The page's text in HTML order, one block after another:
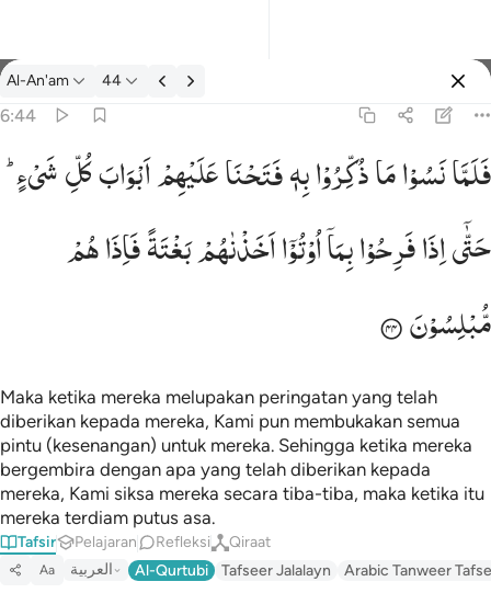
tafsir: Al-An'am 6:44
Al-An'am 44
6:44
كل شيء حتى اذا فرحوا بما اوتوا اخذناهم بغتة فاذا هم مبلسون ٤٤
حَتَّىٰٓ إِذَا فَرِحُوا۟ بِمَآ أُوتُوٓا۟ أَخَذْنَـٰهُم بَغْتَةًۭ فَإِذَا هُم مُّبْلِسُونَ ٤٤فَلَمَّانَسُوْامَاذُكِّرُوْابِهٖفَتَحْنَاعَلَیْهِمْاَبْوَابَكُلِّشَیْءٍ ؕ
حَتّٰۤیاِذَافَرِحُوْابِمَاۤاُوْتُوْۤااَخَذْنٰهُمْبَغْتَةًفَاِذَاهُمْ
مُّبْلِسُوْنَ
Maka ketika mereka melupakan peringatan yang telah
diberikan kepada mereka, Kami pun membukakan semua
pintu (kesenangan) untuk mereka. Sehingga ketika mereka
bergembira dengan apa yang telah diberikan kepada
mereka, Kami siksa mereka secara tiba-tiba, maka ketika itu
mereka terdiam putus asa.
Tafsir Pelajaran Refleksi Qiraat
Aa العربية Al-Qurtubi Tafseer Jalalayn Arabic Tanweer